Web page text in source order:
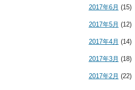
2017年6月 (15)
2017年5月 (12)
2017年4月 (14)
2017年3月 (18)
2017年2月 (22)